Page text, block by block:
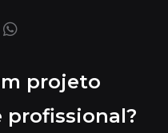
projeto
profissional?